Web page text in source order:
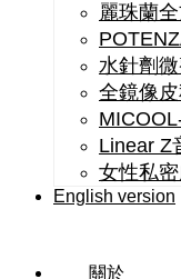
麗珠蘭
水針劑
全鏡像
Linear Z
女性私
English version
關於